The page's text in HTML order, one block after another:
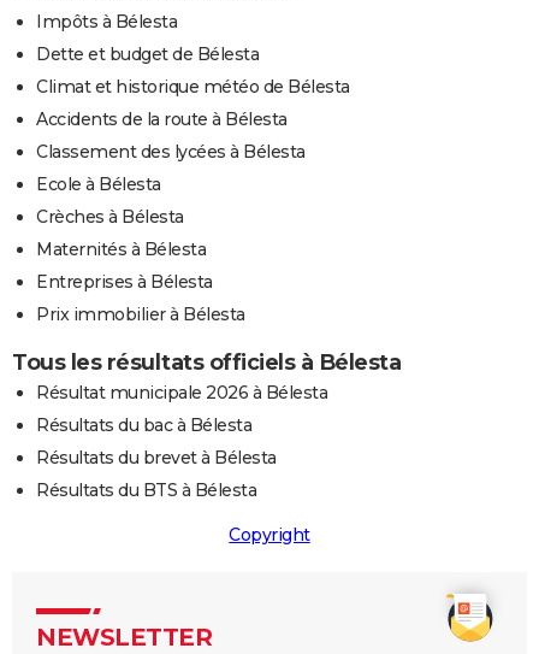
Impôts à Bélesta
Dette et budget de Bélesta
Climat et historique météo de Bélesta
Accidents de la route à Bélesta
Classement des lycées à Bélesta
Ecole à Bélesta
Crèches à Bélesta
Maternités à Bélesta
Entreprises à Bélesta
Prix immobilier à Bélesta
Tous les résultats officiels à Bélesta
Résultat municipale 2026 à Bélesta
Résultats du bac à Bélesta
Résultats du brevet à Bélesta
Résultats du BTS à Bélesta
Copyright
NEWSLETTER